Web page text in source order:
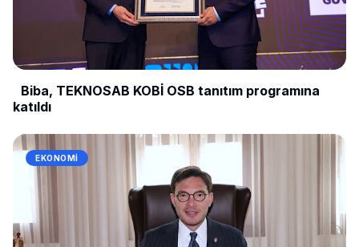
Biba, TEKNOSAB KOBİ OSB tanıtım programına
katıldı
EKONOMI